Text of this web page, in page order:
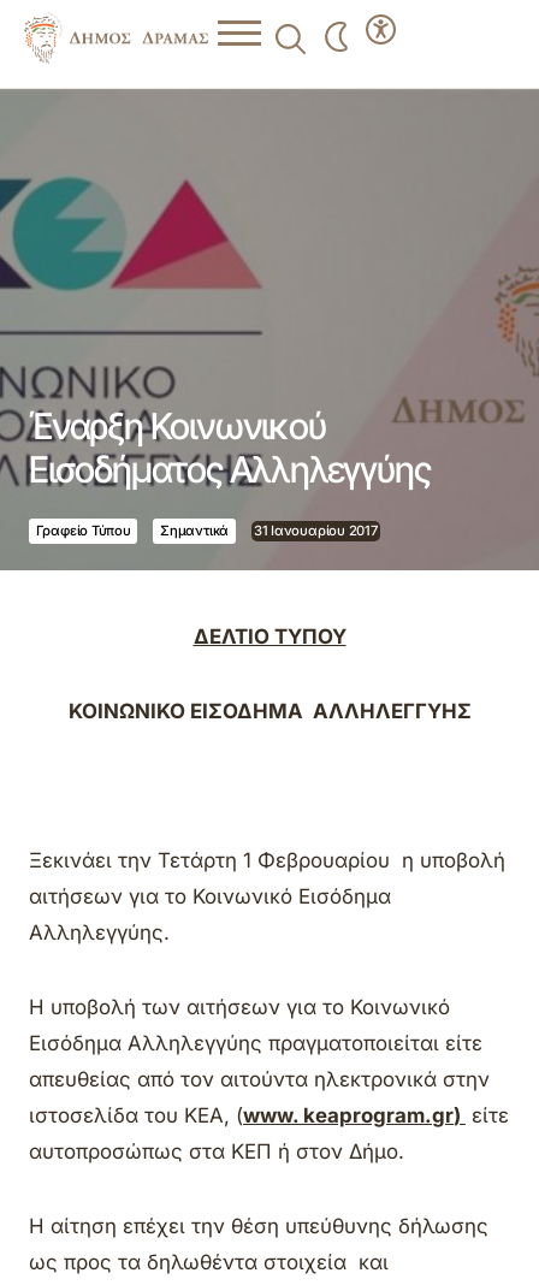
Έναρξη Κοινωνικού
Εισοδήματος Αλληλεγγύης
Γραφείο Τύπου Σημαντικά 31 Ιανουαρίου 2017
ΔΕΛΤΙΟ ΤΥΠΟΥ
ΚΟΙΝΩΝΙΚΟ ΕΙΣΟΔΗΜΑ ΑΛΛΗΛΕΓΓΥΗΣ
Ξεκινάει την Τετάρτη 1 Φεβρουαρίου η υποβολή
αιτήσεων για το Κοινωνικό Εισόδημα
Αλληλεγγύης.
Η υποβολή των αιτήσεων για το Κοινωνικό
Εισόδημα Αλληλεγγύης πραγματοποιείται είτε
απευθείας από τον αιτούντα ηλεκτρονικά στην
ιστοσελίδα του ΚΕΑ, (www. keaprogram.gr) είτε
αυτοπροσώπως στα ΚΕΠ ή στον Δήμο.
Η αίτηση επέχει την θέση υπεύθυνης δήλωσης
ως προς τα δηλωθέντα στοιχεία και